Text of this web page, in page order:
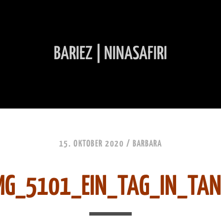
15. OKTOBER 2020 / BARBARA
BARIEZ | NINASAFIRI